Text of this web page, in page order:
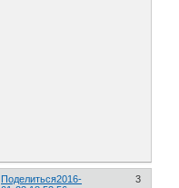
Поделиться 3
2016-